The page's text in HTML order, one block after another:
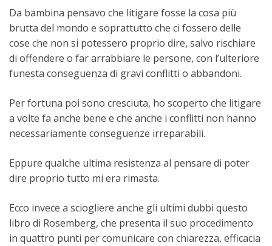
Da bambina pensavo che litigare fosse la cosa più
brutta del mondo e soprattutto che ci fossero delle
cose che non si potessero proprio dire, salvo rischiare
di offendere o far arrabbiare le persone, con l’ulteriore
funesta conseguenza di gravi conflitti o abbandoni.
Per fortuna poi sono cresciuta, ho scoperto che litigare
a volte fa anche bene e che anche i conflitti non hanno
necessariamente conseguenze irreparabili.
Eppure qualche ultima resistenza al pensare di poter
dire proprio tutto mi era rimasta.
Ecco invece a sciogliere anche gli ultimi dubbi questo
libro di Rosemberg, che presenta il suo procedimento
in quattro punti per comunicare con chiarezza, efficacia